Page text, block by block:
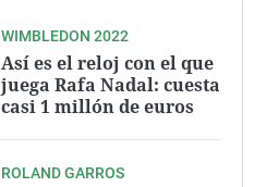
WIMBLEDON 2022
Así es el reloj con el que
juega Rafa Nadal: cuesta
casi 1 millón de euros
ROLAND GARROS